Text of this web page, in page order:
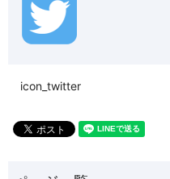
icon_twitter